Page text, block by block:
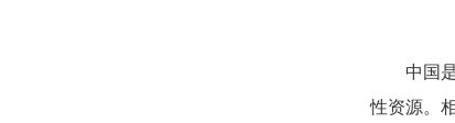
中国
性资源。